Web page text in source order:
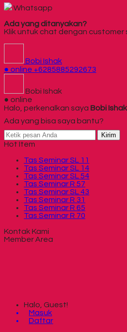
Whatsapp
Ada yang ditanyakan?
Klik untuk chat dengan customer
Bobi Ishak
● online +6285885292673
Bobi Ishak
● online
Halo, perkenalkan saya Bobi Ishak
Ada yang bisa saya bantu?
Kirim
Hot Item
Tas Seminar SL 11
Tas Seminar SL 14
Tas Seminar SL 54
Tas Seminar R 57
Tas Seminar SL 43
Tas Seminar R 31
Tas Seminar R 65
Tas Seminar R 70
Kontak Kami
Member Area
Halo, Guest!
Masuk
Daftar